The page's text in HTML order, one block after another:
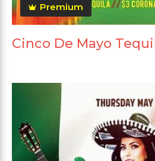
Premium
Cinco De Mayo